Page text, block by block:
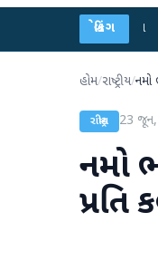
બ્રેકિંગ
● UGC-NET
હોમ/રાષ્ટ્રીય/નમો
રાષ્ટ્રીય 23
નમો
પ્રતિ